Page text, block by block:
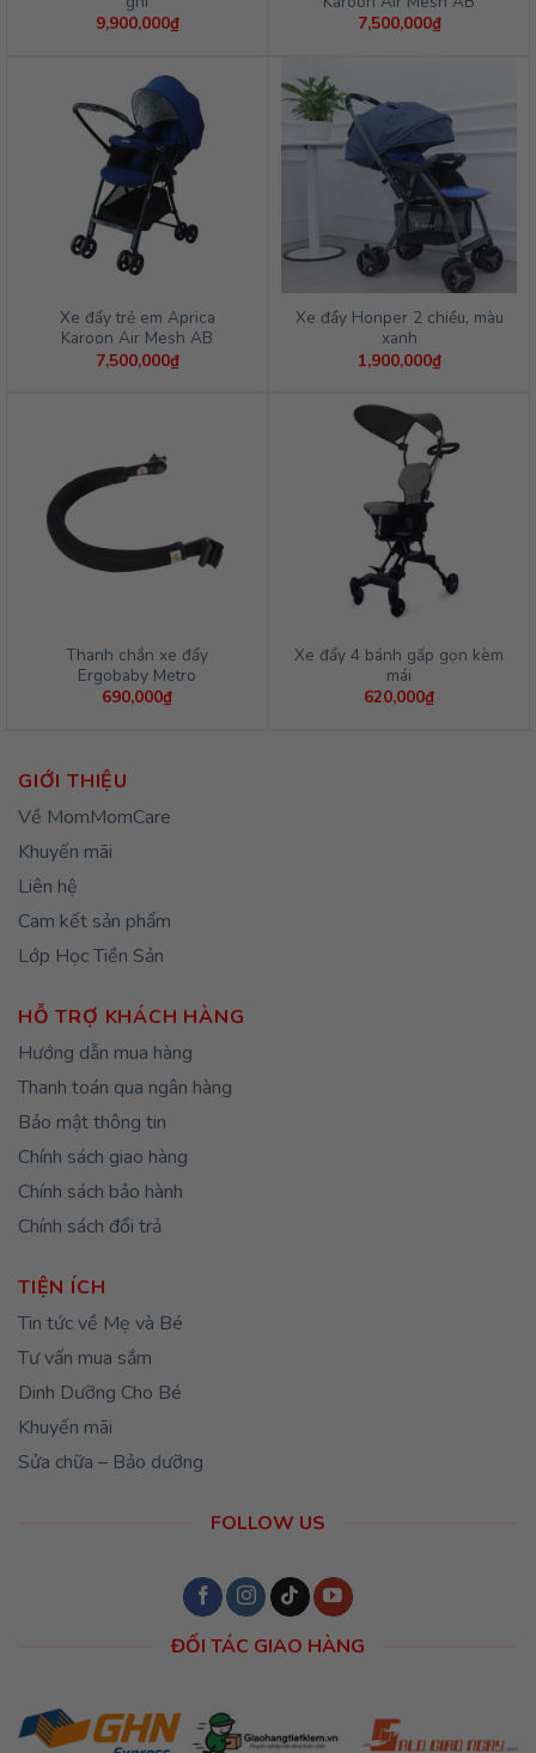
9,900,000₫
7,500,000₫
Xe đẩy trẻ em Aprica
Karoon Air Mesh AB
7,500,000₫
Xe đẩy Honper 2 chiều, màu
xanh
1,900,000₫
Thanh chắn xe đẩy
Ergobaby Metro
690,000₫
Xe đẩy 4 bánh gấp gọn kèm
mái
620,000₫
GIỚI THIỆU
Về MomMomCare
Khuyến mãi
Liên hệ
Cam kết sản phẩm
Lớp Học Tiền Sản
HỖ TRỢ KHÁCH HÀNG
Hướng dẫn mua hàng
Thanh toán qua ngân hàng
Bảo mật thông tin
Chính sách giao hàng
Chính sách bảo hành
Chính sách đổi trả
TIỆN ÍCH
Tin tức về Mẹ và Bé
Tư vấn mua sắm
Dinh Dưỡng Cho Bé
Khuyến mãi
Sửa chữa – Bảo dưỡng
FOLLOW US
ĐỐI TÁC GIAO HÀNG